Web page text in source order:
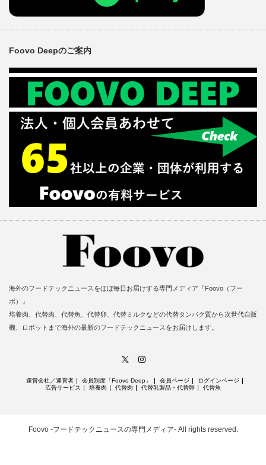
Foovo Deepのご案内
海外のフードテックニュースをほぼ毎日お届けする専門メディア『Foovo（フー
ボ）』
培養肉、代替肉、代替魚、代替卵、代替ミルクなどの代替タンパク質から次世代自販
機、ロボットまで海外の最新のフードテックニュースをお届けします。
運営会社／運営者 会員制度「Foovo Deep」 会員ページ
ログインページ
広告サービス
培養肉 代替肉 代替乳製品・代替卵 代替魚
Foovo -フードテックニュースの専門メディア-All rights reserved.